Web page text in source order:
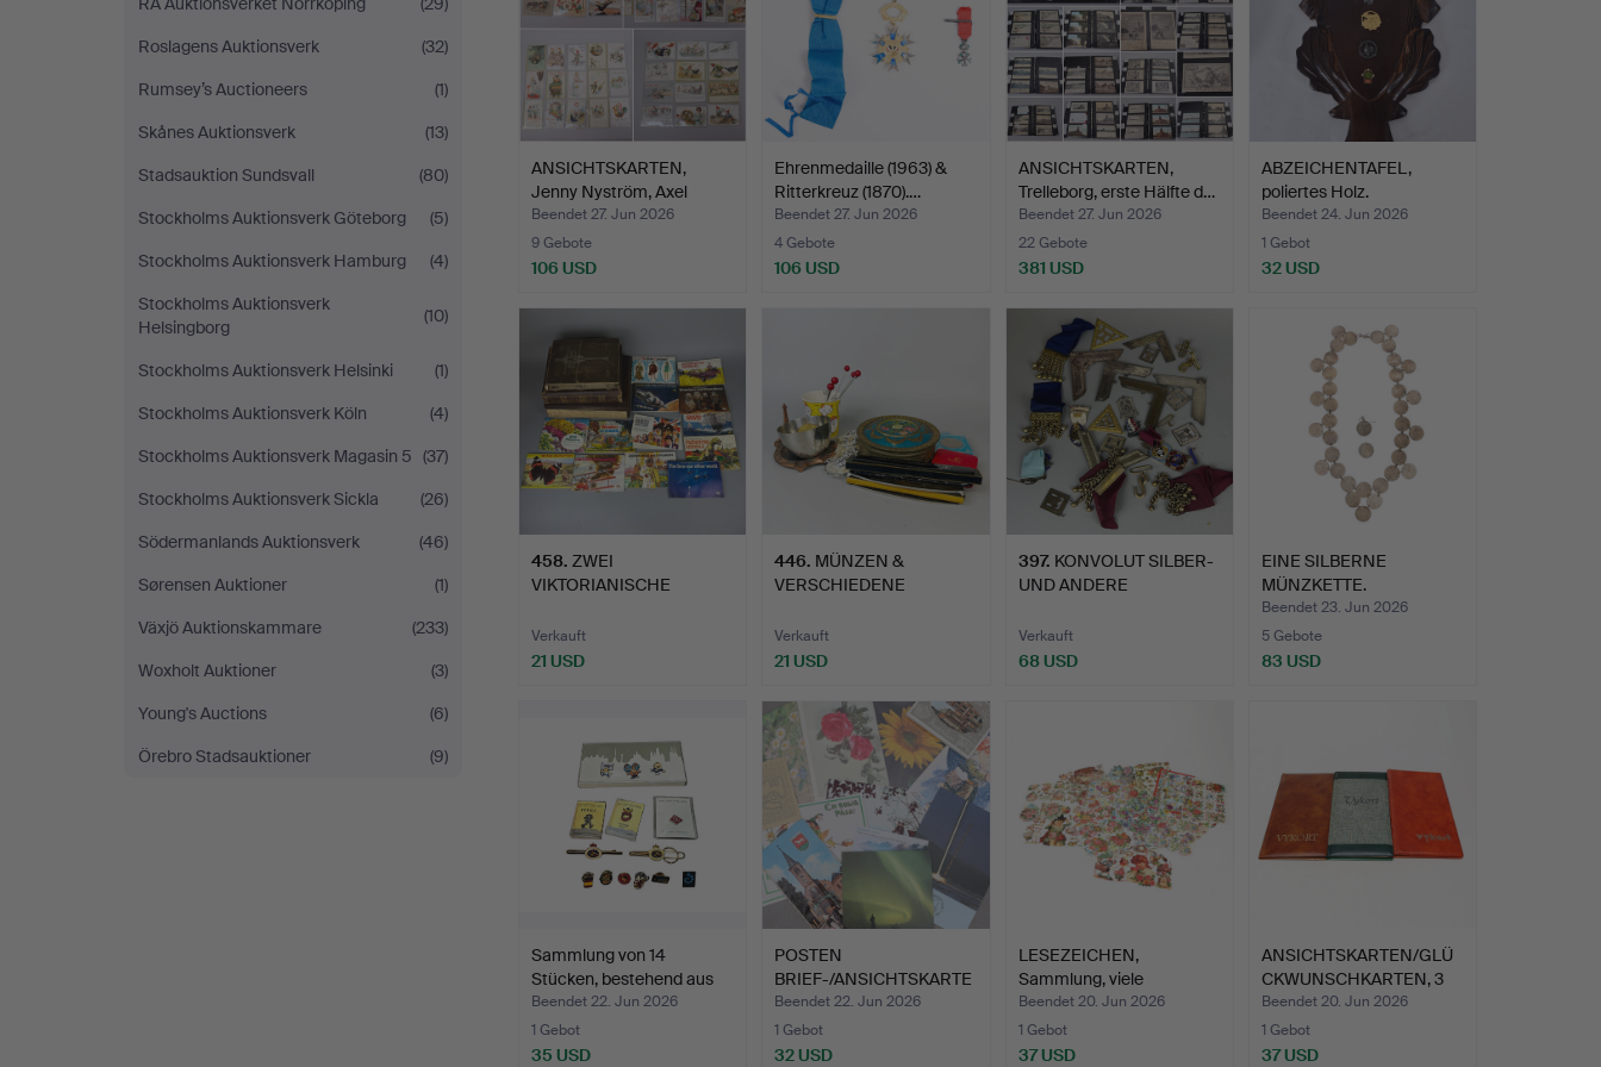
Roslagens Auktionsverk
(32)
Rumsey’s Auctioneers
(1)
Skånes Auktionsverk
(13)
Stadsauktion Sundsvall
(80)
Stockholms Auktionsverk Göteborg
(5)
Stockholms Auktionsverk Hamburg
(4)
Stockholms Auktionsverk
Helsingborg
(10)
Stockholms Auktionsverk Helsinki
(1)
Stockholms Auktionsverk Köln
(4)
Stockholms Auktionsverk Magasin 5 (37)
Stockholms Auktionsverk Sickla
(26)
Södermanlands Auktionsverk
(46)
Sørensen Auktioner
(1)
Växjö Auktionskammare
(233)
Woxholt Auktioner
(3)
Young's Auctions
(6)
Örebro Stadsauktioner
(9)
ANSICHTSKARTEN,
Jenny Nyström, Axel
Eliass…
Beendet 27. Jun 2026
9 Gebote
106 USD
Ehrenmedaille (1963) &
Ritterkreuz (1870).…
Beendet 27. Jun 2026
4 Gebote
106 USD
ANSICHTSKARTEN,
Trelleborg, erste Hälfte d…
Beendet 27. Jun 2026
22 Gebote
381 USD
ABZEICHENTAFEL,
poliertes Holz.
Beendet 24. Jun 2026
1 Gebot
32 USD
458. ZWEI
VIKTORIANISCHE
Verkauft
21 USD
446. MÜNZEN &
VERSCHIEDENE
Verkauft
21 USD
397. KONVOLUT SILBER-
UND ANDERE
Verkauft
68 USD
EINE SILBERNE
MÜNZKETTE.
Beendet 23. Jun 2026
5 Gebote
83 USD
Sammlung von 14
Stücken, bestehend aus
Pin…
Beendet 22. Jun 2026
1 Gebot
35 USD
POSTEN
BRIEF-/ANSICHTSKARTE
N, verschiedene…
Beendet 22. Jun 2026
1 Gebot
32 USD
LESEZEICHEN,
Sammlung, viele
komplette Bög…
Beendet 20. Jun 2026
1 Gebot
37 USD
ANSICHTSKARTEN/GLÜ
CKWUNSCHKARTEN, 3
Alben.
Beendet 20. Jun 2026
1 Gebot
37 USD